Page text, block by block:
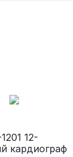
12-
кардиограф